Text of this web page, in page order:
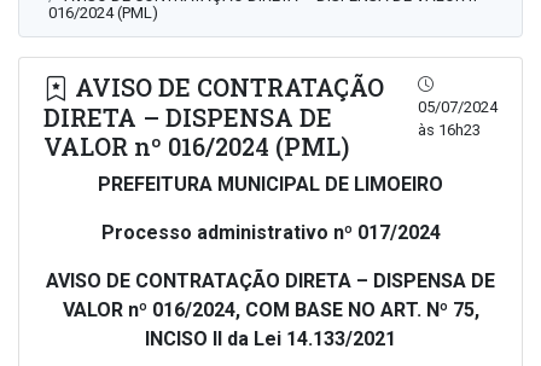
016/2024 (PML)
AVISO DE CONTRATAÇÃO
DIRETA – DISPENSA DE
VALOR nº 016/2024 (PML)
05/07/2024
às 16h23
PREFEITURA MUNICIPAL DE LIMOEIRO
Processo administrativo nº 017/2024
AVISO DE CONTRATAÇÃO DIRETA – DISPENSA DE
VALOR nº 016/2024, COM BASE NO ART. Nº 75,
INCISO II da Lei 14.133/2021